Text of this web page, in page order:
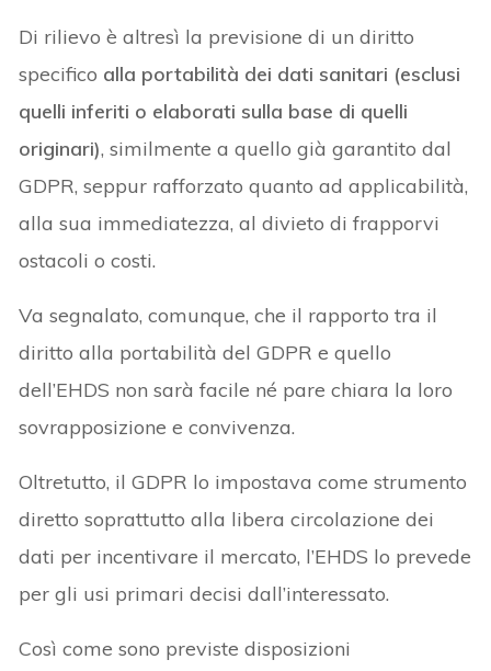
Di rilievo è altresì la previsione di un diritto
specifico alla portabilità dei dati sanitari (esclusi
quelli inferiti o elaborati sulla base di quelli
originari), similmente a quello già garantito dal
GDPR, seppur rafforzato quanto ad applicabilità,
alla sua immediatezza, al divieto di frapporvi
ostacoli o costi.
Va segnalato, comunque, che il rapporto tra il
diritto alla portabilità del GDPR e quello
dell’EHDS non sarà facile né pare chiara la loro
sovrapposizione e convivenza.
Oltretutto, il GDPR lo impostava come strumento
diretto soprattutto alla libera circolazione dei
dati per incentivare il mercato, l’EHDS lo prevede
per gli usi primari decisi dall’interessato.
Così come sono previste disposizioni